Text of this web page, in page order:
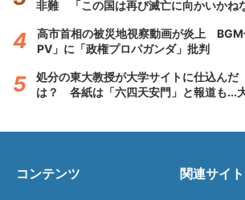
非難 「この国は再び滅亡に向かいかね
高市首相の被災地視察動画が炎上 BGM
PV」に「政権プロパガンダ」批判
処分の東大教授が大学サイトに仕込んだ
は？ 各紙は「六四天安門」と報道も...
コンテンツ 関連サイト